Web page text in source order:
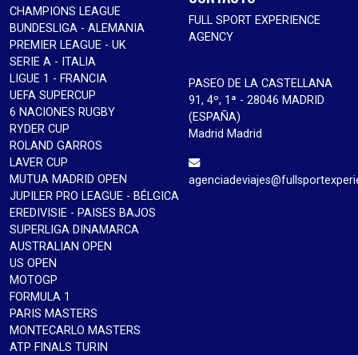
CHAMPIONS LEAGUE
BUNDESLIGA - ALEMANIA
PREMIER LEAGUE - UK
SERIE A - ITALIA
LIGUE 1 - FRANCIA
UEFA SUPERCUP
6 NACIONES RUGBY
RYDER CUP
ROLAND GARROS
LAVER CUP
MUTUA MADRID OPEN
JUPILER PRO LEAGUE - BÉLGICA
EREDIVISIE - PAISES BAJOS
SUPERLIGA DINAMARCA
AUSTRALIAN OPEN
US OPEN
MOTOGP
FORMULA 1
PARIS MASTERS
MONTECARLO MASTERS
ATP FINALS TURIN
FULL SPORT EXPERIENCE
AGENCY
PASEO DE LA CASTELLANA
91, 4º, 1ª - 28046 MADRID
(ESPAÑA)
Madrid Madrid